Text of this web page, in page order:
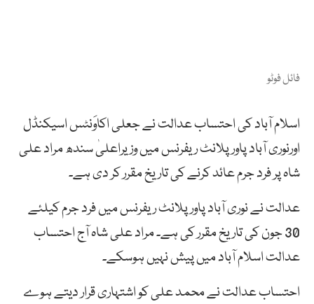
فائل فوٹو
اسلام آباد کی احتساب عدالت نے جعلی اکاوَنٹس اسیکنڈل
اورنوری آباد پاور پلانٹ ریفرنس میں وزیراعلیٰ سندھ مراد علی
شاہ پر فرد جرم عائد کرنے کی تاریخ مقرر کر دی ہے۔
عدالت نے نوری آباد پاور پلانٹ ریفرنس میں فرد جرم کیلئے
30 جون کی تاریخ مقرر کی ہے۔ مراد علی شاہ آج احتساب
عدالت اسلام آباد میں پیش نہیں ہوسکے۔
احتساب عدالت نے محمد علی کو اشتہاری قرار دیتے ہوے